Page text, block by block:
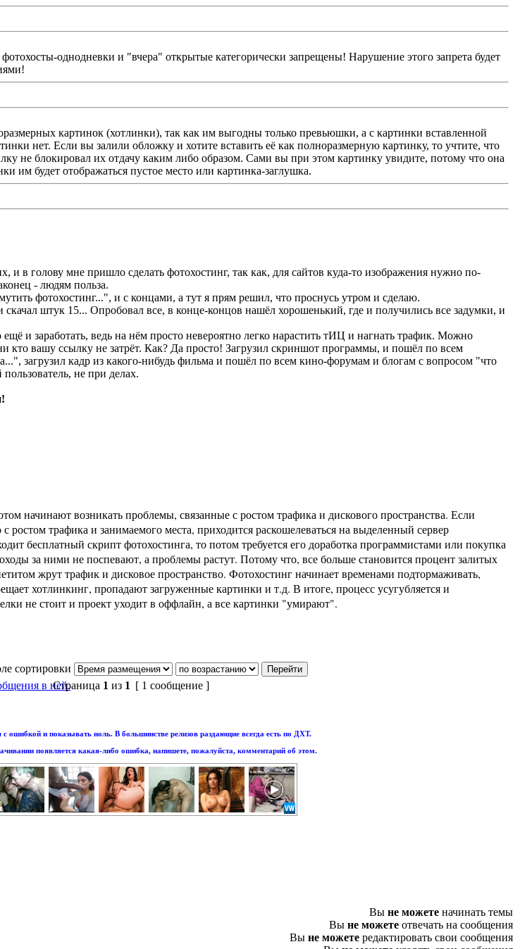
однодневки и "вчера" открытые категорически запрещены! Нарушение этого запрета будет
картинок (хотлинки), так как им выгодны только превьюшки, а с картинки вставленной
нет. Если вы залили обложку и хотите вставить её как полноразмерную картинку, то учтите, что
не блокировал их отдачу каким либо образом. Сами вы при этом картинку увидите, потому что она
им будет отображаться пустое место или картинка-заглушка.
в голову мне пришло сделать фотохостинг, так как, для сайтов куда-то изображения нужно по-
- людям польза.
фотохостинг...", и с концами, а тут я прям решил, что проснусь утром и сделаю.
штук 15... Опробовал все, в конце-концов нашёл хорошенький, где и получились все задумки, и
и заработать, ведь на нём просто невероятно легко нарастить тИЦ и нагнать трафик. Можно
кто вашу ссылку не затрёт. Как? Да просто! Загрузил скриншот программы, и пошёл по всем
загрузил кадр из какого-нибудь фильма и пошёл по всем кино-форумам и блогам с вопросом "что
не при делах.
начинают возникать проблемы, связанные с ростом трафика и дискового пространства. Если
ростом трафика и занимаемого места, приходится раскошелеваться на выделенный сервер
бесплатный скрипт фотохостинга, то потом требуется его доработка программистами или покупка
за ними не поспевают, а проблемы растут. Потому что, все больше становится процент залитых
жрут трафик и дисковое пространство. Фотохостинг начинает временами подтормаживать,
хотлинкинг, пропадают загруженные картинки и т.д. В итоге, процесс усугубляется и
не стоит и проект уходит в оффлайн, а все картинки "умирают".
сортировки
Страница 1 из 1 [ 1 сообщение ]
ошибкой и показывать ноль. В большинстве релизов раздающие всегда есть по ДХТ.
появляется какая-либо ошибка, напишете, пожалуйста, комментарий об этом.
Вы не можете начинать темы
Вы не можете отвечать на сообщения
Вы не можете редактировать свои сообщения